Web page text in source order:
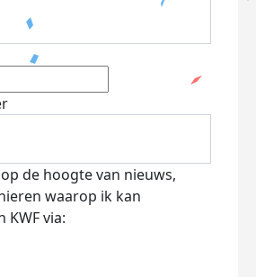
de hoogte van nieuws,
waarop ik kan
KWF via: